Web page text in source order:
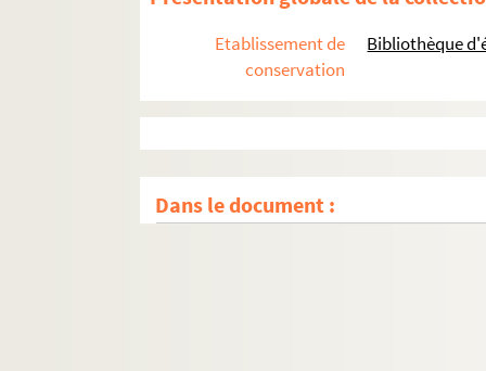
Etablissement de
conservation
Bibliothèque
Dans le document :